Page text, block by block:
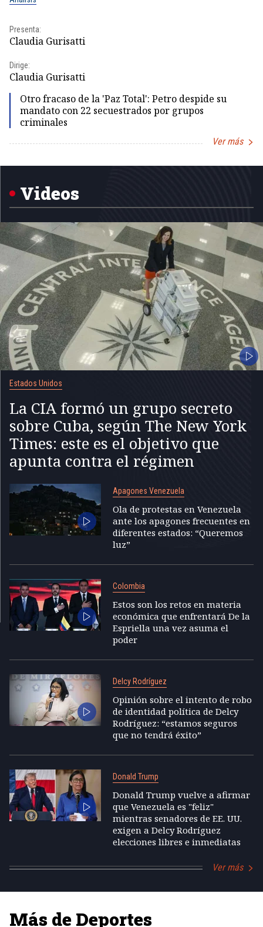
Presenta:
Claudia Gurisatti
Dirige:
Claudia Gurisatti
Otro fracaso de la 'Paz Total': Petro despide su
mandato con 22 secuestrados por grupos
criminales
Ver más
1
Videos
Estados Unidos
La CIA formó un grupo secreto
sobre Cuba, según The New York
Times: este es el objetivo que
apunta contra el régimen
Apagones Venezuela
Ola de protestas en Venezuela
ante los apagones frecuentes en
diferentes estados: “Queremos
luz”
Colombia
Estos son los retos en materia
económica que enfrentará De la
Espriella una vez asuma el
poder
Delcy Rodríguez
Opinión sobre el intento de robo
de identidad política de Delcy
Rodríguez: “estamos seguros
que no tendrá éxito”
Donald Trump
Donald Trump vuelve a afirmar
que Venezuela es "feliz"
mientras senadores de EE. UU.
exigen a Delcy Rodríguez
elecciones libres e inmediatas
Ver más
Más de Deportes